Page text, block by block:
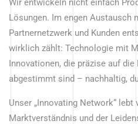
Lösungen. Im engen Austausch
Partnernetzwerk und Kunden
wirklich zählt: Technologie mit
Innovationen, die präzise auf
abgestimmt sind – nachhaltig,
Unser „Innovating Network“
Marktverständnis und der